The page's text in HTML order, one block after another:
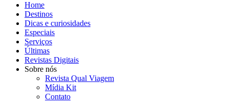
Home
Destinos
Dicas e curiosidades
Especiais
Serviços
Últimas
Revistas Digitais
Sobre nós
Revista Qual Viagem
Mídia Kit
Contato